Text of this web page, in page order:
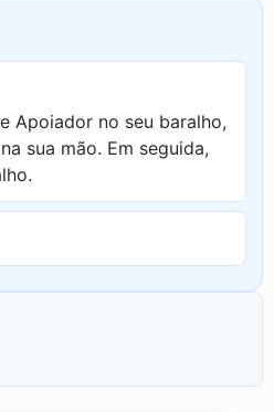
Apoiador no seu baralho,
sua mão. Em seguida,